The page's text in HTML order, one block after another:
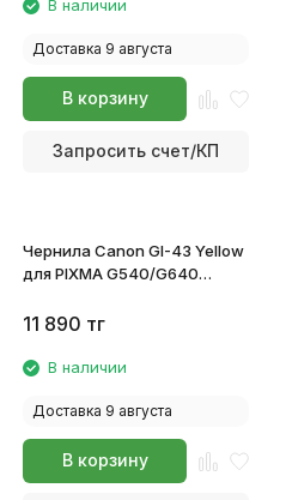
В наличии
Доставка 9 августа
В корзину
Запросить счет/КП
Чернила Canon GI-43 Yellow
для PIXMA G540/G640
11 890 тг
В наличии
Доставка 9 августа
В корзину